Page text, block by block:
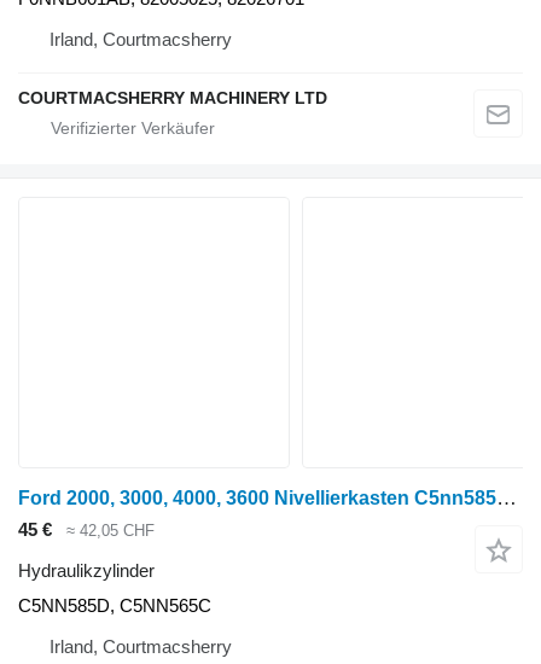
Irland, Courtmacsherry
COURTMACSHERRY MACHINERY LTD
Ford 2000, 3000, 4000, 3600 Nivellierkasten C5nn585d, C5nn565c, 8392489 C5NN585D Hydraulikzylinder für Ford 2000, 3000, 4000, 3600 Radtraktor
45 € ≈ 42,05 CHF
Hydraulikzylinder
C5NN585D, C5NN565C
Irland, Courtmacsherry